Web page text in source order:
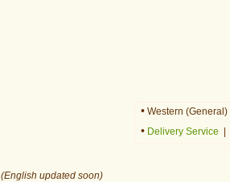
• Western (General)
• Delivery Service
(English updated soon)